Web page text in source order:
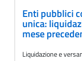
Enti pubblici
unica:
mese
Liquidazione e